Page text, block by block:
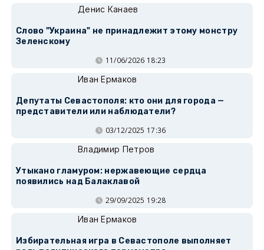
Денис Канаев
Слово "Украина" не принадлежит этому монстру
Зеленскому
11/06/2026 18:23
Иван Ермаков
Депутаты Севастополя: кто они для города —
представители или наблюдатели?
03/12/2025 17:36
Владимир Петров
Утыкано гламуром: нержавеющие сердца
появились над Балаклавой
29/09/2025 19:28
Иван Ермаков
Избирательная игра в Севастополе выполняет